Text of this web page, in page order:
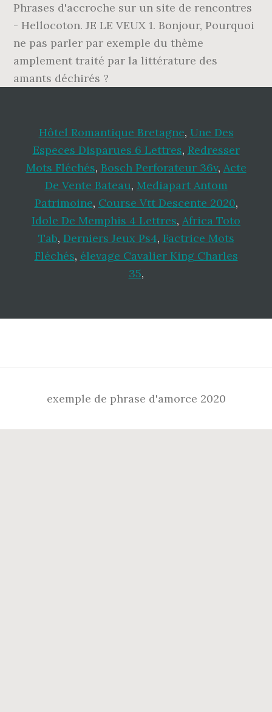
Phrases d'accroche sur un site de rencontres
- Hellocoton. JE LE VEUX 1. Bonjour, Pourquoi
ne pas parler par exemple du thème
amplement traité par la littérature des
amants déchirés ?
Hôtel Romantique Bretagne, Une Des
Especes Disparues 6 Lettres, Redresser
Mots Fléchés, Bosch Perforateur 36v, Acte
De Vente Bateau, Mediapart Antom
Patrimoine, Course Vtt Descente 2020,
Idole De Memphis 4 Lettres, Africa Toto
Tab, Derniers Jeux Ps4, Factrice Mots
Fléchés, élevage Cavalier King Charles
35,
exemple de phrase d'amorce 2020